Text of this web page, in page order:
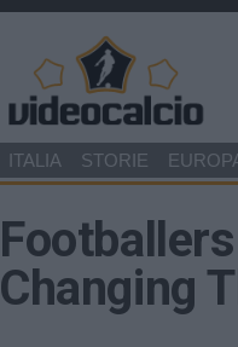
ITALIA STORIE
Changing